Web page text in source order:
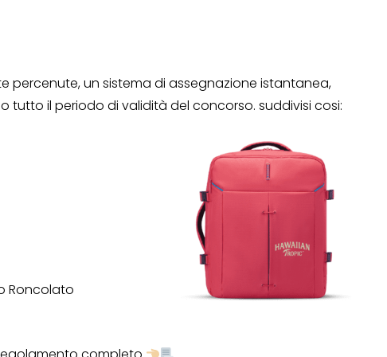
percenute, un sistema di assegnazione istantanea,
tutto il periodo di validità del concorso. suddivisi cosi:
Roncolato
a 500€
“LA SVOLTA IN CUCINA
2022”